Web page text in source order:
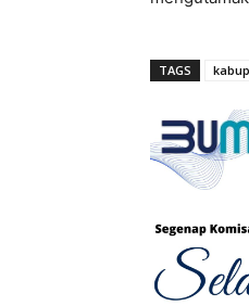
TAGS